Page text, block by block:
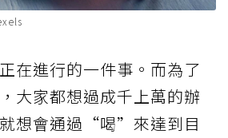
在進行的一件事。而為了
大家都想過成千上萬的辦
想會通過“喝”來達到目